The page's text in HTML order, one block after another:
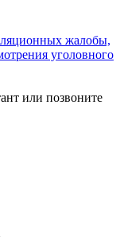
жалобы,
уголовного
или позвоните